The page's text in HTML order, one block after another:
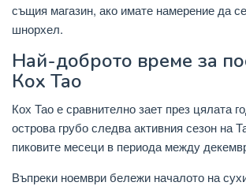
същия магазин, ако имате намерение да
шнорхел.
Най-доброто време за
Кох Тао
Кох Тао е сравнително зает през цялата
острова грубо следва активния сезон на
пиковите месеци в периода между
Въпреки ноември бележи началото на